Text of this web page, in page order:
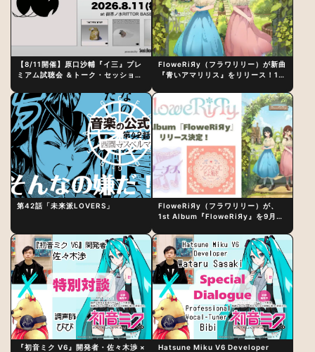
【8/11開催】原口沙輔『イ三』プレ
ミアム試聴会 ＆トーク・セッション
制作秘話
FloweRiЯy（フラワリリー）が新曲
『青いアマリリス』をリリース！1st
第42話「未来派LOVERS」
FloweRiЯy（フラワリリー）が、
1st Album『FloweRiЯy』を9月23
『初音ミク V6』開発者・佐々木渉 ×
Hatsune Miku V6 Developer